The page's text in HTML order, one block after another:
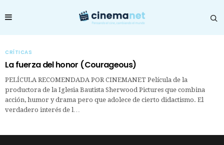
CRÍTICAS
La fuerza del honor (Courageous)
PELÍCULA RECOMENDADA POR CINEMANET Película de la
productora de la Iglesia Bautista Sherwood Pictures que combina
acción, humor y drama pero que adolece de cierto didactismo. El
verdadero interés de l…